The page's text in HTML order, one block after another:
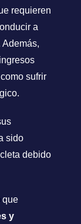
requieren
a
sufrir
sido
debido
que
y